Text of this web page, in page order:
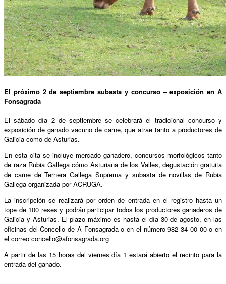
El próximo 2 de septiembre subasta y concurso – exposición en A
Fonsagrada
El sábado día 2 de septiembre se celebrará el tradicional concurso y
exposición de ganado vacuno de carne, que atrae tanto a productores de
Galicia como de Asturias.
En esta cita se incluye mercado ganadero, concursos morfológicos tanto
de raza Rubia Gallega cómo Asturiana de los Valles, degustación gratuita
de carne de Ternera Gallega Suprema y subasta de novillas de Rubia
Gallega organizada por ACRUGA.
La inscripción se realizará por orden de entrada en el registro hasta un
tope de 100 reses y podrán participar todos los productores ganaderos de
Galicia y Asturias. El plazo máximo es hasta el día 30 de agosto, en las
oficinas del Concello de A Fonsagrada o en el número 982 34 00 00 o en
el correo concello@afonsagrada.org
A partir de las 15 horas del viernes día 1 estará abierto el recinto para la
entrada del ganado.